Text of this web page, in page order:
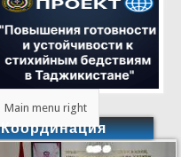
Main menu right
Координация